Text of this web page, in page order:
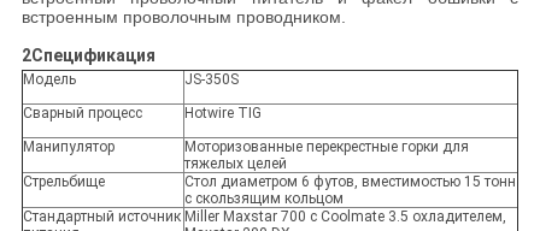
встроенным проволочным проводником.
2Спецификация
Модель
JS-350S
Сварный процесс
Hotwire TIG
Манипулятор
Моторизованные перекрестные горки для
тяжелых целей
Стрельбище
Стол диаметром 6 футов, вместимостью 15 тонн
с скользящим кольцом
Стандартный источник Miller Maxstar 700 с Coolmate 3.5 охладителем,